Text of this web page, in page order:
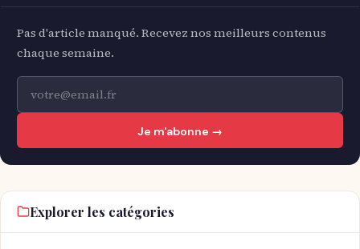
Pas d'article manqué. Recevez nos meilleurs contenus
chaque semaine.
Je m'abonne →
Explorer les catégories